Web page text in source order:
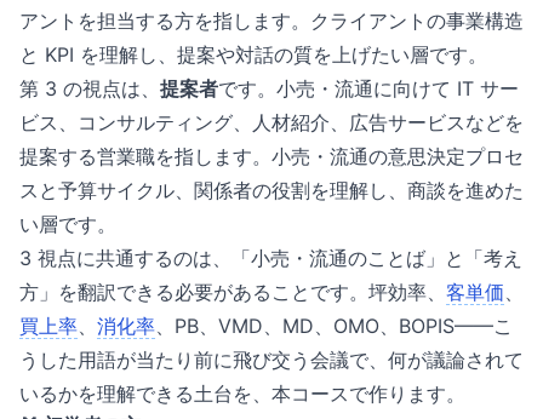
アントを担当する方を指します。クライアントの事業構造
と KPI を理解し、提案や対話の質を上げたい層です。
第 3 の視点は、 提案者です。小売・流通に向けて IT サー
ビス、コンサルティング、人材紹介、広告サービスなどを
提案する営業職を指します。小売・流通の意思決定プロセ
スと予算サイクル、関係者の役割を理解し、商談を進めた
い層です。
3 視点に共通するのは、「小売・流通のことば」と「考え
方」を翻訳できる必要があることです。坪効率、 客単価、
買上率、 消化率、PB、VMD、MD、OMO、BOPIS——こ
うした用語が当たり前に飛び交う会議で、何が議論されて
いるかを理解できる土台を、本コースで作ります。